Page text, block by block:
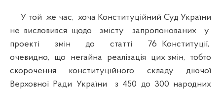
У той же час, хоча Конституційний Суд України
не висловився щодо змісту запропонованих у
проекті змін до статті 76 Конституції,
очевидно, що негайна реалізація цих змін, тобто
скорочення конституційного складу діючої
Верховної Ради України з 450 до 300 народних